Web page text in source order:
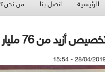
الرئيسية اتصل بنا من نحن؟
أزيد من 76 مليار دج للدخول المدرسي المقبل
28/04/2019 -